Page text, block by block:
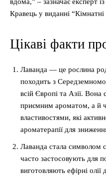
Кравець у виданні
Цікаві факти
Лаванда — це рослина
походить з
всій Європі та Азії. Вона
приємним ароматом, а й
властивостями, які
ароматерапії для
Лаванда стала символом
часто застосовують для
виготовляють ефірні